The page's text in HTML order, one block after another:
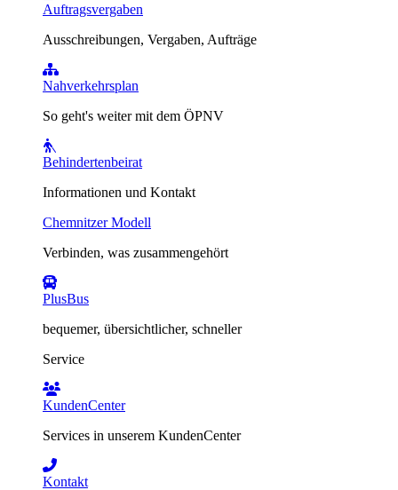
Auftragsvergaben
Ausschreibungen, Vergaben, Aufträge
Nahverkehrsplan
So geht's weiter mit dem ÖPNV
Behindertenbeirat
Informationen und Kontakt
Chemnitzer Modell
Verbinden, was zusammengehört
PlusBus
bequemer, übersichtlicher, schneller
Service
KundenCenter
Services in unserem KundenCenter
Kontakt